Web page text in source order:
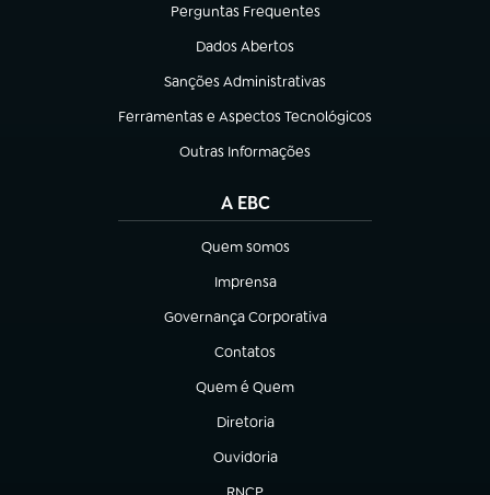
Perguntas Frequentes
(abre em nova aba)
Dados Abertos
(abre em nova aba)
Sanções Administrativas
(abre em nova aba)
Ferramentas e Aspectos Tecnológicos
(abre em nova aba)
Outras Informações
(abre em nova aba)
A EBC
Quem somos
(abre em nova aba)
Imprensa
(abre em nova aba)
Governança Corporativa
(abre em nova aba)
Contatos
(abre em nova aba)
Quem é Quem
(abre em nova aba)
Diretoria
(abre em nova aba)
Ouvidoria
(abre em nova aba)